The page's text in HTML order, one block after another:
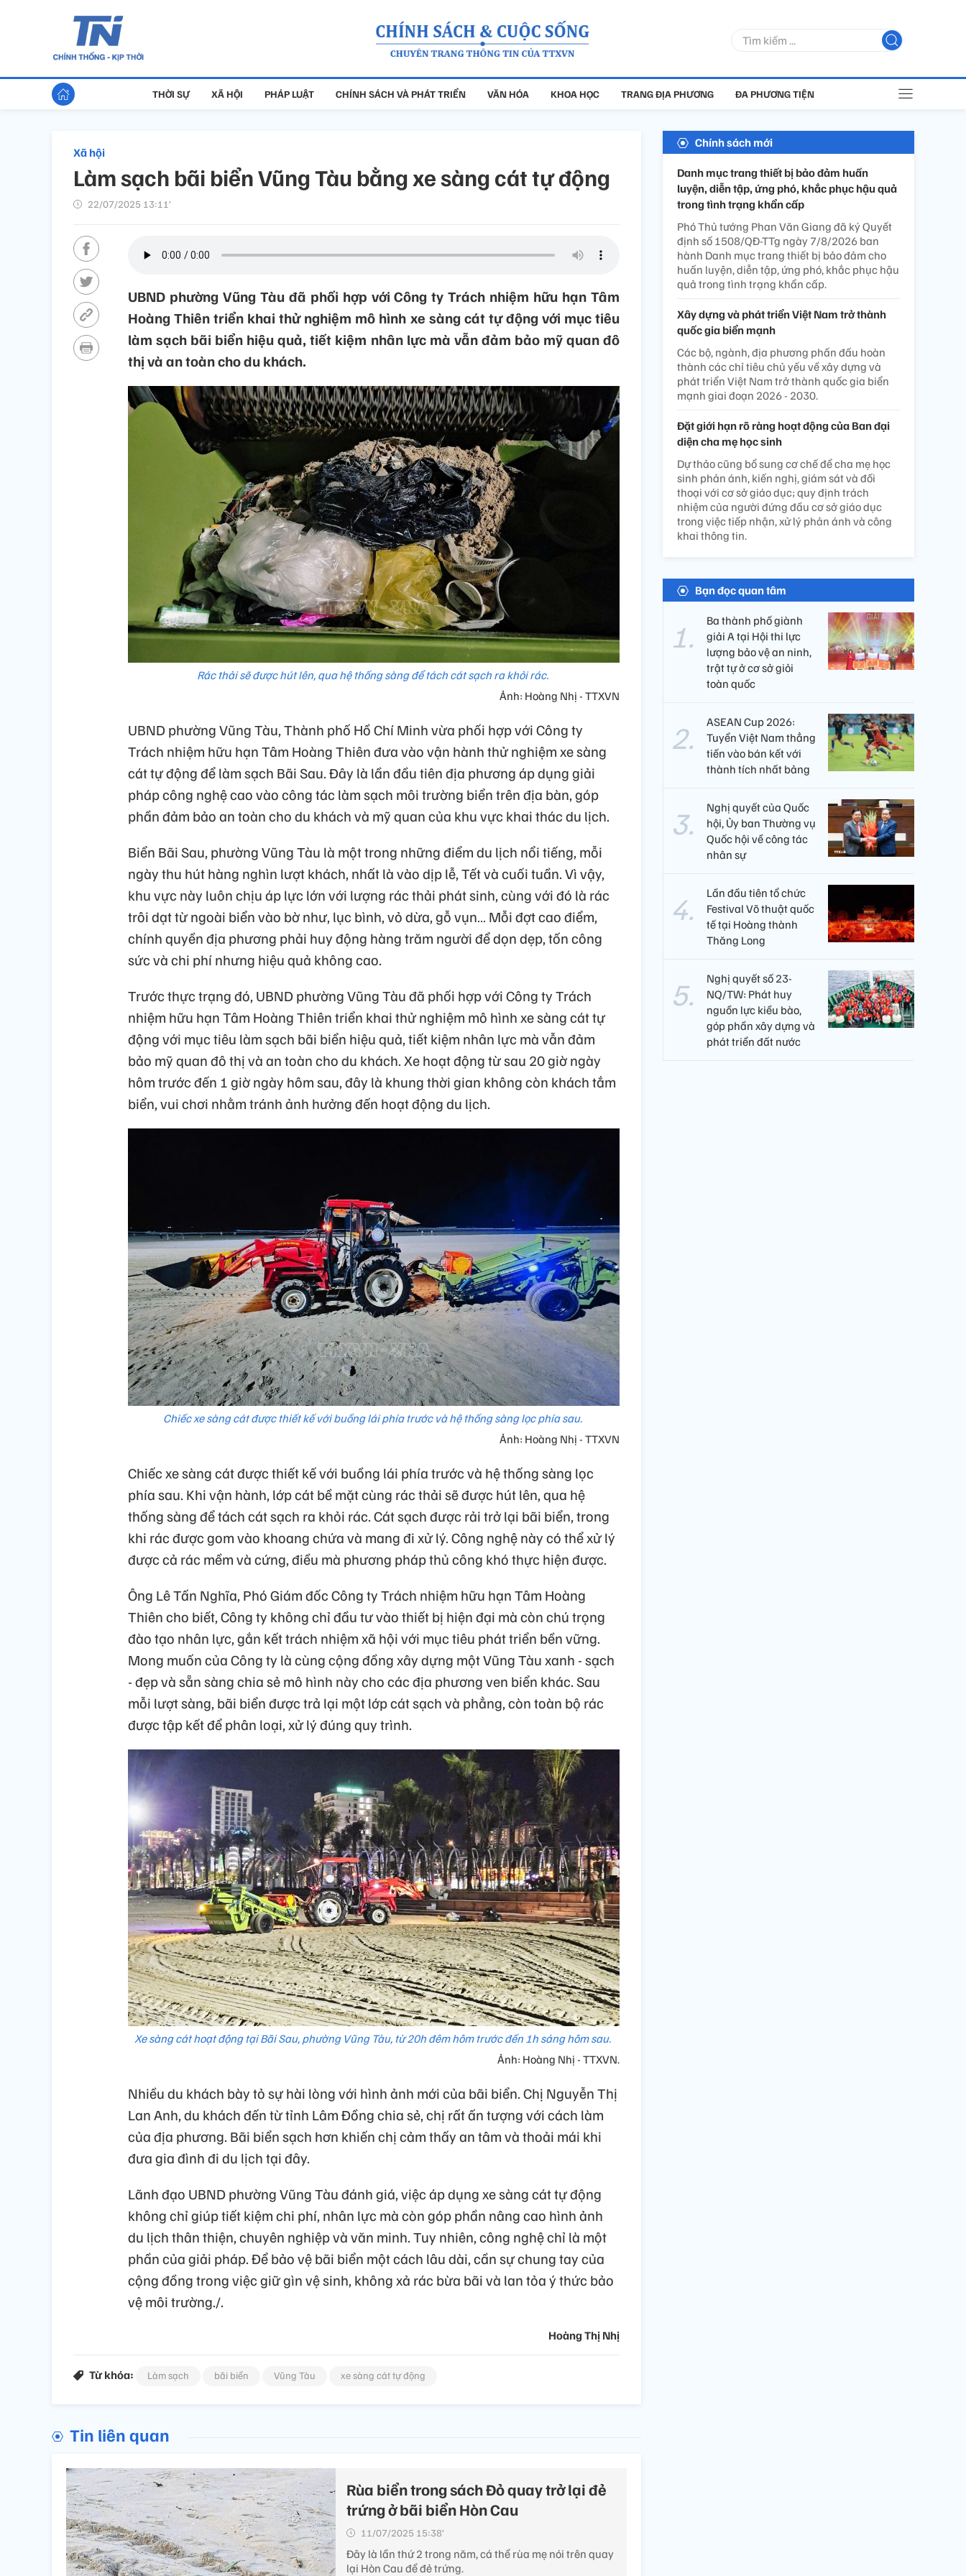
THỜI SỰ XÃ HỘI PHÁP LUẬT CHÍNH SÁCH VÀ PHÁT TRIỂN VĂN HÓA KHOA HỌC TRANG ĐỊA PHƯƠNG ĐA PHƯƠNG TIỆN
Xã hội
Làm sạch bãi biển Vũng Tàu bằng xe sàng cát tự động
22/07/2025 13:11’
UBND phường Vũng Tàu đã phối hợp với Công ty Trách nhiệm hữu hạn Tâm
Hoàng Thiên triển khai thử nghiệm mô hình xe sàng cát tự động với mục tiêu
làm sạch bãi biển hiệu quả, tiết kiệm nhân lực mà vẫn đảm bảo mỹ quan đô
thị và an toàn cho du khách.
Rác thải sẽ được hút lên, qua hệ thống sàng để tách cát sạch ra khỏi rác.
Ảnh: Hoàng Nhị - TTXVN
UBND phường Vũng Tàu, Thành phố Hồ Chí Minh vừa phối hợp với Công ty
Trách nhiệm hữu hạn Tâm Hoàng Thiên đưa vào vận hành thử nghiệm xe sàng
cát tự động để làm sạch Bãi Sau. Đây là lần đầu tiên địa phương áp dụng giải
pháp công nghệ cao vào công tác làm sạch môi trường biển trên địa bàn, góp
phần đảm bảo an toàn cho du khách và mỹ quan của khu vực khai thác du lịch.
Biển Bãi Sau, phường Vũng Tàu là một trong những điểm du lịch nổi tiếng, mỗi
ngày thu hút hàng nghìn lượt khách, nhất là vào dịp lễ, Tết và cuối tuần. Vì vậy,
khu vực này luôn chịu áp lực lớn với lượng rác thải phát sinh, cùng với đó là rác
trôi dạt từ ngoài biển vào bờ như, lục bình, vỏ dừa, gỗ vụn… Mỗi đợt cao điểm,
chính quyền địa phương phải huy động hàng trăm người để dọn dẹp, tốn công
sức và chi phí nhưng hiệu quả không cao.
Trước thực trạng đó, UBND phường Vũng Tàu đã phối hợp với Công ty Trách
nhiệm hữu hạn Tâm Hoàng Thiên triển khai thử nghiệm mô hình xe sàng cát tự
động với mục tiêu làm sạch bãi biển hiệu quả, tiết kiệm nhân lực mà vẫn đảm
bảo mỹ quan đô thị và an toàn cho du khách. Xe hoạt động từ sau 20 giờ ngày
hôm trước đến 1 giờ ngày hôm sau, đây là khung thời gian không còn khách tắm
biển, vui chơi nhằm tránh ảnh hưởng đến hoạt động du lịch.
Chiếc xe sàng cát được thiết kế với buồng lái phía trước và hệ thống sàng lọc phía sau.
Ảnh: Hoàng Nhị - TTXVN
Chiếc xe sàng cát được thiết kế với buồng lái phía trước và hệ thống sàng lọc
phía sau. Khi vận hành, lớp cát bề mặt cùng rác thải sẽ được hút lên, qua hệ
thống sàng để tách cát sạch ra khỏi rác. Cát sạch được rải trở lại bãi biển, trong
khi rác được gom vào khoang chứa và mang đi xử lý. Công nghệ này có thể xử lý
được cả rác mềm và cứng, điều mà phương pháp thủ công khó thực hiện được.
Ông Lê Tấn Nghĩa, Phó Giám đốc Công ty Trách nhiệm hữu hạn Tâm Hoàng
Thiên cho biết, Công ty không chỉ đầu tư vào thiết bị hiện đại mà còn chú trọng
đào tạo nhân lực, gắn kết trách nhiệm xã hội với mục tiêu phát triển bền vững.
Mong muốn của Công ty là cùng cộng đồng xây dựng một Vũng Tàu xanh - sạch
- đẹp và sẵn sàng chia sẻ mô hình này cho các địa phương ven biển khác. Sau
mỗi lượt sàng, bãi biển được trả lại một lớp cát sạch và phẳng, còn toàn bộ rác
được tập kết để phân loại, xử lý đúng quy trình.
Xe sàng cát hoạt động tại Bãi Sau, phường Vũng Tàu, từ 20h đêm hôm trước đến 1h sáng hôm sau.
Ảnh: Hoàng Nhị - TTXVN.
Nhiều du khách bày tỏ sự hài lòng với hình ảnh mới của bãi biển. Chị Nguyễn Thị
Lan Anh, du khách đến từ tỉnh Lâm Đồng chia sẻ, chị rất ấn tượng với cách làm
của địa phương. Bãi biển sạch hơn khiến chị cảm thấy an tâm và thoải mái khi
đưa gia đình đi du lịch tại đây.
Lãnh đạo UBND phường Vũng Tàu đánh giá, việc áp dụng xe sàng cát tự động
không chỉ giúp tiết kiệm chi phí, nhân lực mà còn góp phần nâng cao hình ảnh
du lịch thân thiện, chuyên nghiệp và văn minh. Tuy nhiên, công nghệ chỉ là một
phần của giải pháp. Để bảo vệ bãi biển một cách lâu dài, cần sự chung tay của
cộng đồng trong việc giữ gìn vệ sinh, không xả rác bừa bãi và lan tỏa ý thức bảo
vệ môi trường./.
Hoàng Thị Nhị
Từ khóa: Làm sạch bãi biển Vũng Tàu xe sàng cát tự động
Tin liên quan
Rùa biển trong sách Đỏ quay trở lại đẻ
trứng ở bãi biển Hòn Cau
11/07/2025 15:38’
Đây là lần thứ 2 trong năm, cá thể rùa mẹ nói trên quay
lại Hòn Cau để đẻ trứng.
Chính sách mới
Danh mục trang thiết bị bảo đảm huấn
luyện, diễn tập, ứng phó, khắc phục hậu quả
trong tình trạng khẩn cấp
Phó Thủ tướng Phan Văn Giang đã ký Quyết
định số 1508/QĐ-TTg ngày 7/8/2026 ban
hành Danh mục trang thiết bị bảo đảm cho
huấn luyện, diễn tập, ứng phó, khắc phục hậu
quả trong tình trạng khẩn cấp.
Xây dựng và phát triển Việt Nam trở thành
quốc gia biển mạnh
Các bộ, ngành, địa phương phấn đấu hoàn
thành các chỉ tiêu chủ yếu về xây dựng và
phát triển Việt Nam trở thành quốc gia biển
mạnh giai đoạn 2026 - 2030.
Đặt giới hạn rõ ràng hoạt động của Ban đại
diện cha mẹ học sinh
Dự thảo cũng bổ sung cơ chế để cha mẹ học
sinh phản ánh, kiến nghị, giám sát và đối
thoại với cơ sở giáo dục; quy định trách
nhiệm của người đứng đầu cơ sở giáo dục
trong việc tiếp nhận, xử lý phản ánh và công
khai thông tin.
Bạn đọc quan tâm
Ba thành phố giành
giải A tại Hội thi lực
lượng bảo vệ an ninh,
trật tự ở cơ sở giỏi
toàn quốc
ASEAN Cup 2026:
Tuyển Việt Nam thẳng
tiến vào bán kết với
thành tích nhất bảng
Nghị quyết của Quốc
hội, Ủy ban Thường vụ
Quốc hội về công tác
nhân sự
Lần đầu tiên tổ chức
Festival Võ thuật quốc
tế tại Hoàng thành
Thăng Long
Nghị quyết số 23-
NQ/TW: Phát huy
nguồn lực kiều bào,
góp phần xây dựng và
phát triển đất nước